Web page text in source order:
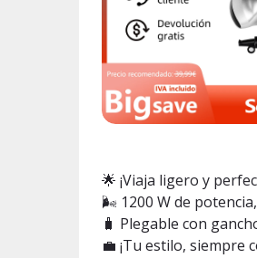
🌟 ¡Viaja ligero y
🌬️ 1200 W de
🧳 Plegable con
💼 ¡Tu estilo, siempre